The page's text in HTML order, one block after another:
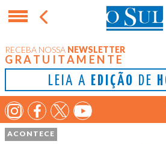
RECEBA NOSSA NEWSLETTER
GRATUITAMENTE
LEIA A EDIÇÃO DE
ACONTECE